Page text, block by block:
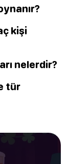
kişi
nelerdir?
tür